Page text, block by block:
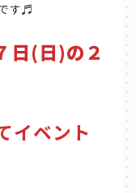
す♬
日(日)の２
イベント